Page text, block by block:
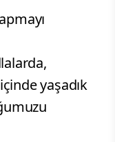
yaşadık